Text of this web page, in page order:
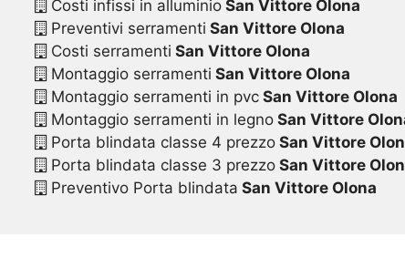
Costi infissi in alluminioSan Vittore Olona
Preventivi serramenti San Vittore Olona
Costi serramenti San Vittore Olona
Montaggio serramenti San Vittore Olona
Montaggio serramenti in pvcSan Vittore Olona
Montaggio serramenti in legnoSan Vittore
Porta blindata classe 4 prezzoSan Vittore
Porta blindata classe 3 prezzoSan Vittore
Preventivo Porta blindata San Vittore Olona